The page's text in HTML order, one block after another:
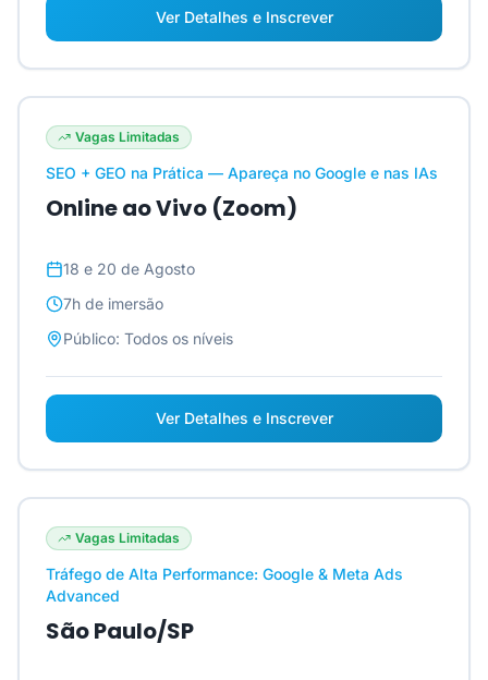
Ver Detalhes e Inscrever
Vagas Limitadas
SEO + GEO na Prática — Apareça no Google e nas IAs
Online ao Vivo (Zoom)
18 e 20 de Agosto
7h de imersão
Público: Todos os níveis
Ver Detalhes e Inscrever
Vagas Limitadas
Tráfego de Alta Performance: Google & Meta Ads
Advanced
São Paulo/SP